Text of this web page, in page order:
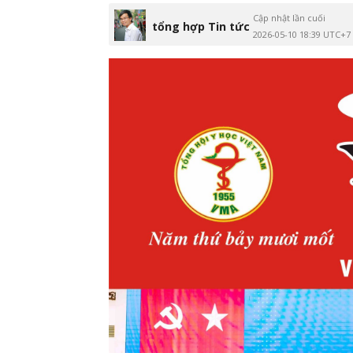
tổng hợp Tin tức
Cập nhật lần cuối
2026-05-10 18:39 UTC+7